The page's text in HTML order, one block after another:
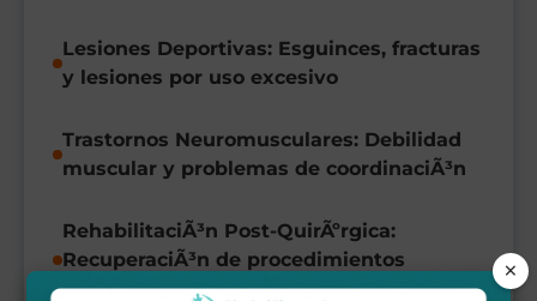
Lesiones Deportivas: Esguinces, fracturas
y lesiones por uso excesivo
Trastornos Neuromusculares: Debilidad
muscular y problemas de coordinaciÃ³n
RehabilitaciÃ³n Post-QuirÃºrgica:
RecuperaciÃ³n de procedimientos
ortopÃ©dicos
×